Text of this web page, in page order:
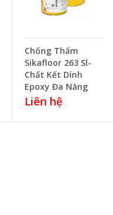
Chống Thấm
Sikafloor 263 Sl-
Chất Kết Dính
Epoxy Đa Năng
Liên hệ